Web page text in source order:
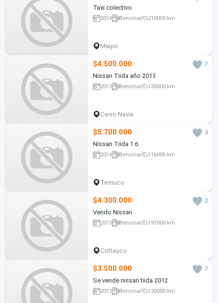
Taxi colectivo
2014 Bencina 210000 km
Maipú
$4.500.000
7
Nissan Tiida año 2013
2013 Bencina 135000 km
Cerro Navia
$5.700.000
3
Nissan Tiida 1.6
2014 Bencina 116000 km
Temuco
$4.300.000
2
Vendo Nissan
2013 Bencina 197000 km
Coltauco
$3.500.000
7
Se vende nissan tiida 2012
2012 Bencina 130000 km